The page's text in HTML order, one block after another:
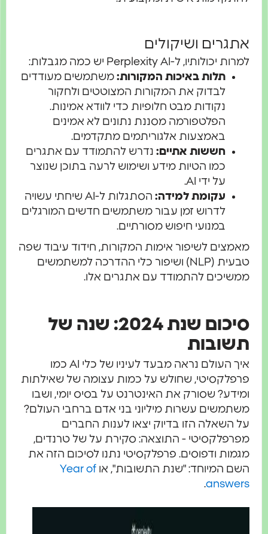
אתגרים ושיקולים
למרות יכולותיו, ל-Perplexity AI יש כמה מגבלות:
תלות באיכות המקורות: משתמשים מעודדים
לבדוק את המקורות המצוטטים ולחקור
נקודות מבט חלופיות כדי לוודא אמינות.
הפלטפורמה מסננת נתונים לא אמינים
באמצעות אלגוריתמים מתקדמים.
חששות אתיים: נדרש להתמודד עם אתגרים
כמו הטיות מידע ושימוש לרעה בתוכן שנוצר
על ידי AI.
עקומת למידה:
הסתגלות ל-AI שיחתי עשויה
לדרוש זמן עבור משתמשים חדשים המורגלים
במנועי חיפוש מסורתיים.
מאמצים לשיפור אימות המקורות, חידוד עיבוד שפה
טבעית (NLP) ושיפור כלי ההדרכה למשתמשים
ממשיכים להתמודד עם אתגרים אלו.
סיכום שנת 2024: שנה של
תשובות
איך העולם נראה מבעד לעיניו של כלי AI כמו
פרפלקסיטי, שחולש על כמות עצומה של שאילתות
ומידע? שסורק את האינטרנט על בסיס יומי, ושבו
משתמשים עשרות מיליוני בני אדם ברחבי העולם?
על השאלה הזו בדיוק יצאו לענות החברים
מפרפלקסיטי - התוצאה: סקירת על של טרנדים,
מגמות ודפוסים. פרפלקסיטי נתנו לסיכום הזה את
השם המיוחד: "שנת התשובות", או Year of
answers
.